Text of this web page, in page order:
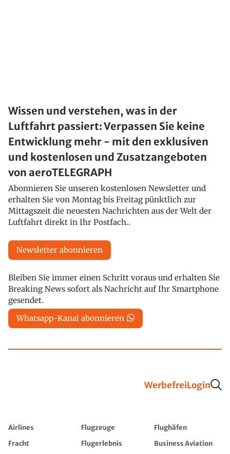
Wissen und verstehen, was in der
Luftfahrt passiert: Verpassen Sie keine
Entwicklung mehr - mit den exklusiven
und kostenlosen und Zusatzangeboten
von aeroTELEGRAPH
Abonnieren Sie unseren kostenlosen Newsletter und
erhalten Sie von Montag bis Freitag pünktlich zur
Mittagszeit die neuesten Nachrichten aus der Welt der
Luftfahrt direkt in Ihr Postfach..
Newsletter abonnieren
Bleiben Sie immer einen Schritt voraus und erhalten Sie
Breaking News sofort als Nachricht auf Ihr Smartphone
gesendet.
Whatsapp-Kanal abonnieren
WerbefreiLogin
Airlines Flugzeuge
Flughäfen
Fracht
Flugerlebnis
Business Aviation